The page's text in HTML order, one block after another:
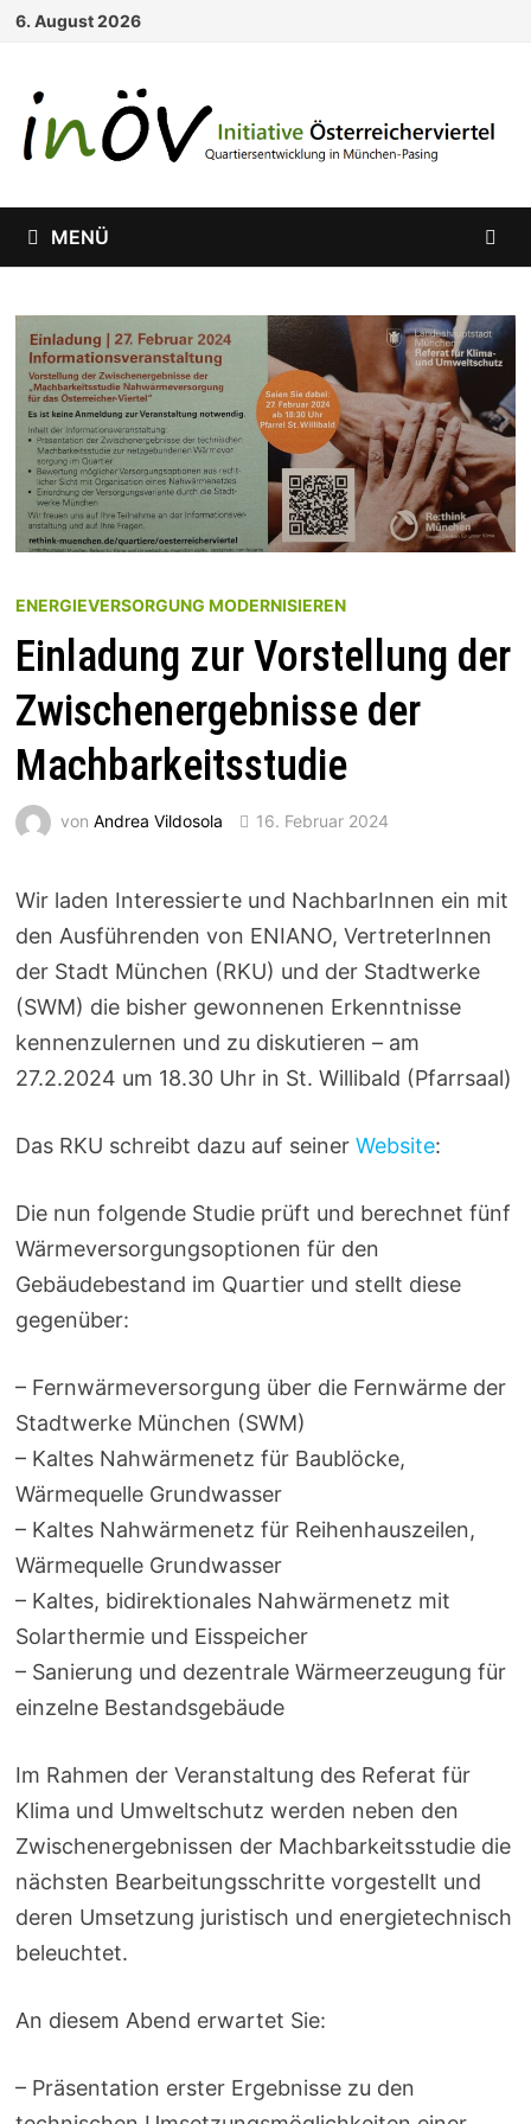
Zum
6. August 2026
MENÜ
ENERGIEVERSORGUNG MODERNISIEREN
Einladung zur Vorstellung der
Zwischenergebnisse der
Machbarkeitsstudie
von Andrea Vildosola 16. Februar 2024
Wir laden Interessierte und NachbarInnen ein mit
den Ausführenden von ENIANO, VertreterInnen
der Stadt München (RKU) und der Stadtwerke
(SWM) die bisher gewonnenen Erkenntnisse
kennenzulernen und zu diskutieren – am
27.2.2024 um 18.30 Uhr in St. Willibald (Pfarrsaal)
Das RKU schreibt dazu auf seiner Website:
Die nun folgende Studie prüft und berechnet fünf
Wärmeversorgungsoptionen für den
Gebäudebestand im Quartier und stellt diese
gegenüber:
– Fernwärmeversorgung über die Fernwärme der
Stadtwerke München (SWM)
– Kaltes Nahwärmenetz für Baublöcke,
Wärmequelle Grundwasser
– Kaltes Nahwärmenetz für Reihenhauszeilen,
Wärmequelle Grundwasser
– Kaltes, bidirektionales Nahwärmenetz mit
Solarthermie und Eisspeicher
– Sanierung und dezentrale Wärmeerzeugung für
einzelne Bestandsgebäude
Im Rahmen der Veranstaltung des Referat für
Klima und Umweltschutz werden neben den
Zwischenergebnissen der Machbarkeitsstudie die
nächsten Bearbeitungsschritte vorgestellt und
deren Umsetzung juristisch und energietechnisch
beleuchtet.
An diesem Abend erwartet Sie:
– Präsentation erster Ergebnisse zu den